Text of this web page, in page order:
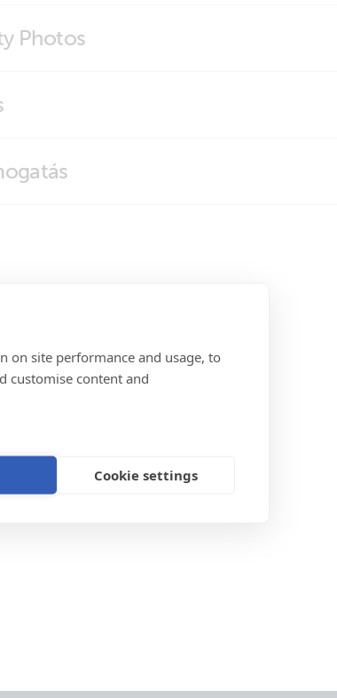
on site performance and usage, to
customise content and
Cookie settings
Photos
150 (front)
150 (right)
150 (top) SL